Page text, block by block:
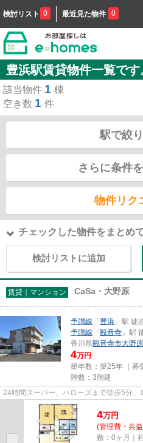
検討リスト 0 最近見た物件 0
豊浜駅賃貸物件一覧です
該当物件 1 棟
空き数 1 件
駅で絞
さらに条件
物件リク
チェックした物件をまとめ
検討リストに追加
賃貸｜マンション CaSa・大野原
予讃線 「 豊浜 」駅 徒
予讃線 「 観音寺 」駅
香川県観音寺市大野
4万円
築年数：築25年 ｜募
階数：3階建
24時間スーパー、ハローズまで徒歩5分、
4万円
(管理費・共
敷：0ヶ月｜